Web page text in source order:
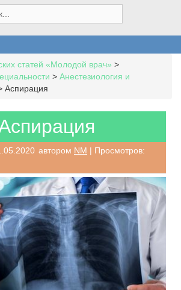
статей «Молодой врач» >
> Анестезиология и
Аспирация
автором NM | Просмотров: